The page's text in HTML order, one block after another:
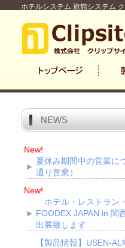
ホテルシステム 旅館システム
NEWS
New!
夏休み期間中の営業に
通り営業）
New!
「ホテル・レストラン
FOODEX JAPAN in 関
出展致します
【製品情報】USEN-